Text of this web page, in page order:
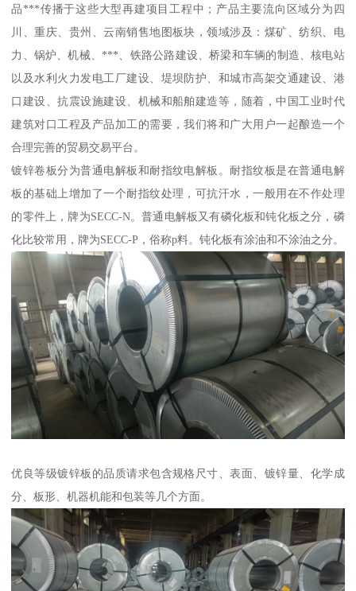
品***传播于这些大型再建项目工程中；产品主要流向区域分为四
川、重庆、贵州、云南销售地图板块，领域涉及：煤矿、纺织、电
力、锅炉、机械、***、铁路公路建设、桥梁和车辆的制造、核电站
以及水利火力发电工厂建设、堤坝防护、和城市高架交通建设、港
口建设、抗震设施建设、机械和船舶建造等，随着，中国工业时代
建筑对口工程及产品加工的需要，我们将和广大用户一起酿造一个
合理完善的贸易交易平台。
镀锌卷板分为普通电解板和耐指纹电解板。耐指纹板是在普通电解
板的基础上增加了一个耐指纹处理，可抗汗水，一般用在不作处理
的零件上，牌为SECC-N。普通电解板又有磷化板和钝化板之分，磷
化比较常用，牌为SECC-P，俗称p料。钝化板有涂油和不涂油之分。
优良等级镀锌板的品质请求包含规格尺寸、表面、镀锌量、化学成
分、板形、机器机能和包装等几个方面。